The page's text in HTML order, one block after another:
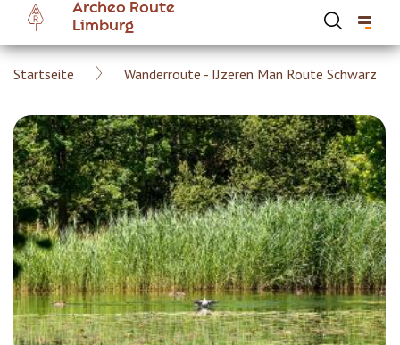
main
content
Archeo Route
Limburg
Breadcrumb
Startseite Wanderroute - IJzeren Man Route Schwarz